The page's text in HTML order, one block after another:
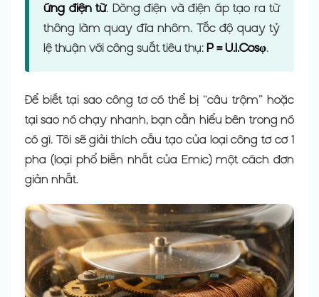
ứng điện từ. Dòng điện và điện áp tạo ra từ
thông làm quay đĩa nhôm. Tốc độ quay tỷ
lệ thuận với công suất tiêu thụ: P = U.I.Cosφ.
Để biết tại sao công tơ có thể bị “câu trộm” hoặc
tại sao nó chạy nhanh, bạn cần hiểu bên trong nó
có gì. Tôi sẽ giải thích cấu tạo của loại công tơ cơ 1
pha (loại phổ biến nhất của Emic) một cách đơn
giản nhất.